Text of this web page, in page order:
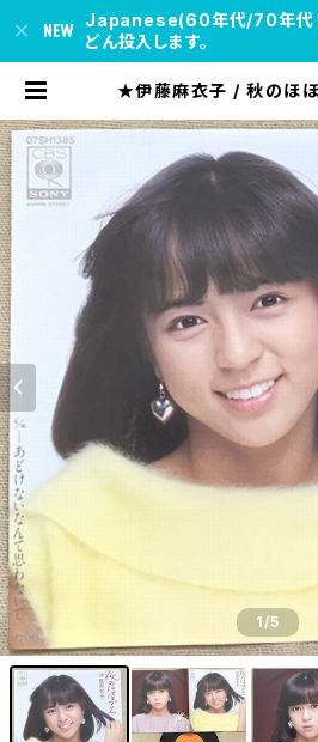
Japanese(60年代/70年代
どん投入します。
★伊藤麻衣子 / 秋のほ
1/5